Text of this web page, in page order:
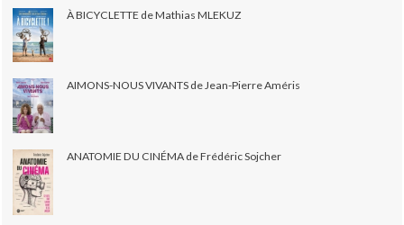
À BICYCLETTE de Mathias MLEKUZ
AIMONS-NOUS VIVANTS de Jean-Pierre Améris
ANATOMIE DU CINÉMA de Frédéric Sojcher